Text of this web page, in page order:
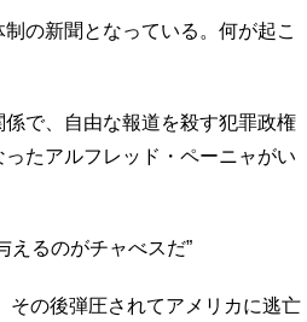
の新聞となっている。何が起こ
で、自由な報道を殺す犯罪政権
たアルフレッド・ペーニャがい
るのがチャべスだ”
の後弾圧されてアメリカに逃亡